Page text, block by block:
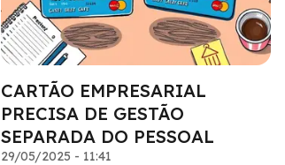
CARTÃO EMPRESARIAL
PRECISA DE GESTÃO
SEPARADA DO PESSOAL
29/05/2025 - 11:41